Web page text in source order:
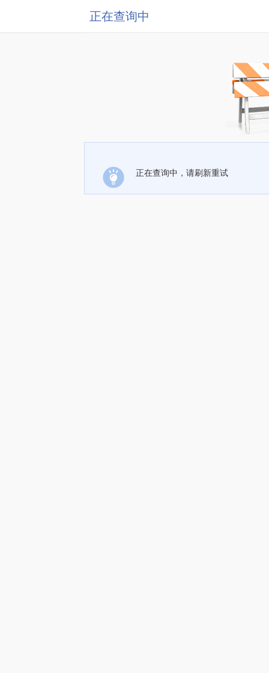
正在查询中
正在查询中，请刷新重试